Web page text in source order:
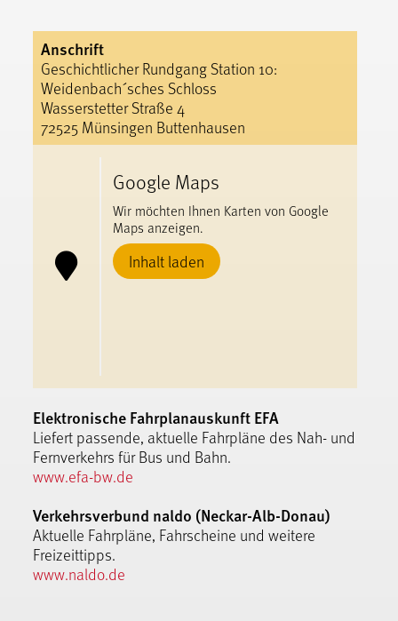
Anschrift
Geschichtlicher Rundgang Station 10:
Weidenbach´sches Schloss
Wasserstetter Straße 4
72525 Münsingen Buttenhausen
Google Maps
Wir möchten Ihnen Karten von Google
Maps anzeigen.
Inhalt laden
Elektronische Fahrplanauskunft EFA
Liefert passende, aktuelle Fahrpläne des Nah- und
Fernverkehrs für Bus und Bahn.
www.efa-bw.de
Verkehrsverbund naldo (Neckar-Alb-Donau)
Aktuelle Fahrpläne, Fahrscheine und weitere
Freizeittipps.
www.naldo.de